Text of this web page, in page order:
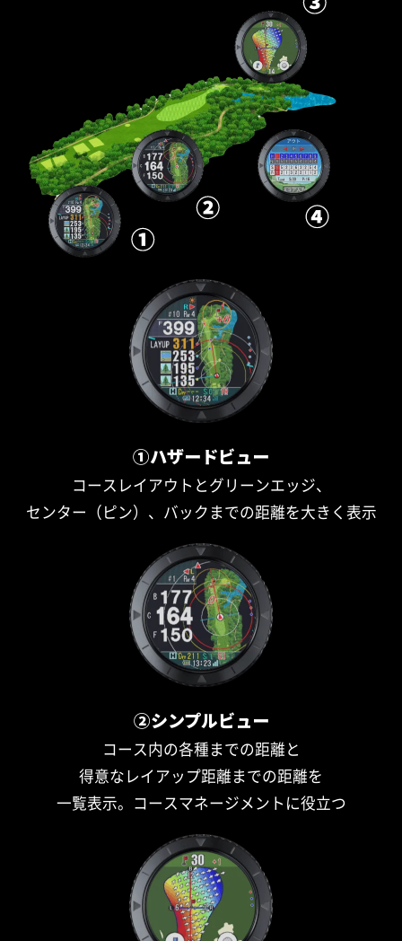
①ハザードビュー
コースレイアウトとグリーンエッジ、
センター（ピン）、バックまでの距離を大きく表示
②シンプルビュー
コース内の各種までの距離と
得意なレイアップ距離までの距離を
一覧表示。コースマネージメントに役立つ